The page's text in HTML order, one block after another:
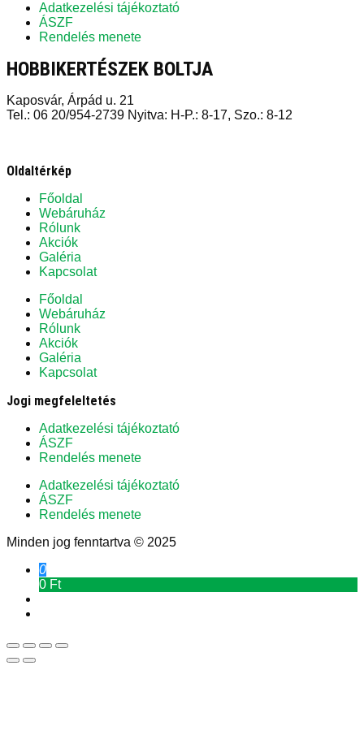
Adatkezelési tájékoztató
ÁSZF
Rendelés menete
HOBBIKERTÉSZEK BOLTJA
Kaposvár, Árpád u. 21
Tel.: 06 20/954-2739 Nyitva: H-P.: 8-17, Szo.: 8-12
Oldaltérkép
Főoldal
Webáruház
Rólunk
Akciók
Galéria
Kapcsolat
Főoldal
Webáruház
Rólunk
Akciók
Galéria
Kapcsolat
Jogi megfeleltetés
Adatkezelési tájékoztató
ÁSZF
Rendelés menete
Adatkezelési tájékoztató
ÁSZF
Rendelés menete
Minden jog fenntartva © 2025
0
0 Ft